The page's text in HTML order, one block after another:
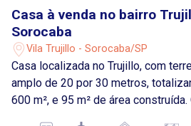
Casa à venda no bairro
Sorocaba
Vila Trujillo - Sorocaba/SP
Casa localizada no Trujillo, com
amplo de 20 por 30 metros,
600 m², e 95 m² de área construída.